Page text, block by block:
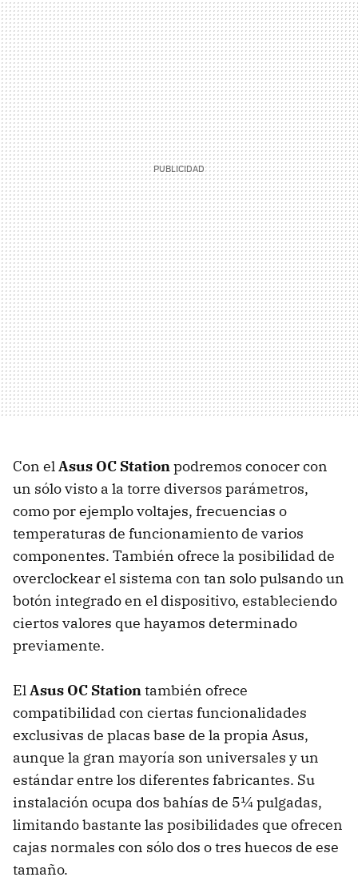
Con elAsus OC Stationpodremos conocer con
un sólo visto a la torre diversos parámetros,
como por ejemplo voltajes, frecuencias o
temperaturas de funcionamiento de varios
componentes. También ofrece la posibilidad de
overclockear el sistema con tan solo pulsando un
botón integrado en el dispositivo, estableciendo
ciertos valores que hayamos determinado
previamente.
ElAsus OC Stationtambién ofrece
compatibilidad con ciertas funcionalidades
exclusivas de placas base de la propia Asus,
aunque la gran mayoría son universales y un
estándar entre los diferentes fabricantes. Su
instalación ocupa dos bahías de 5¼ pulgadas,
limitando bastante las posibilidades que ofrecen
cajas normales con sólo dos o tres huecos de ese
tamaño.